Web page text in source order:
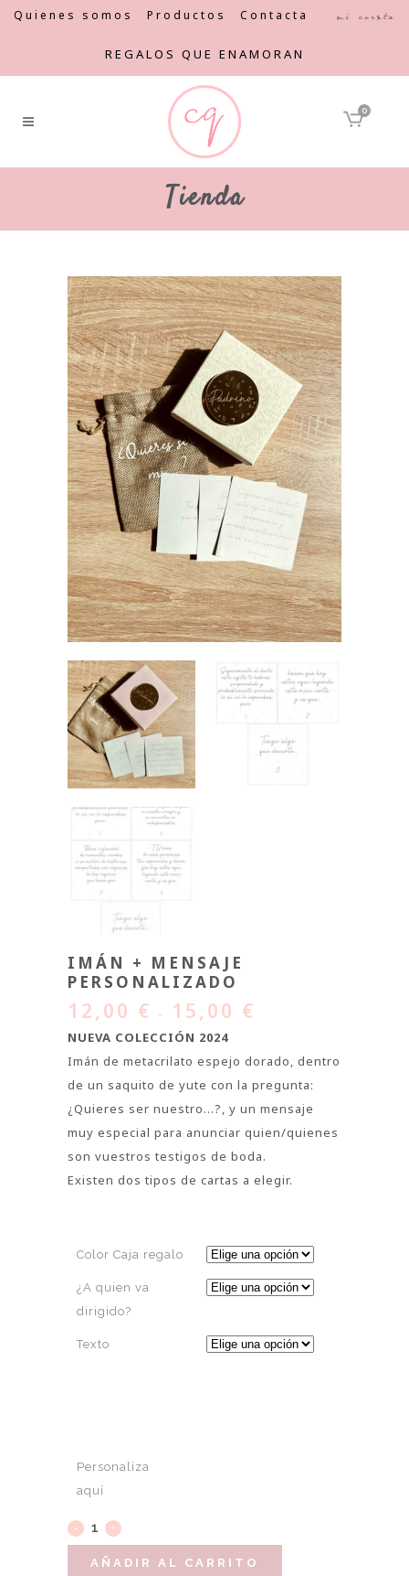
Quienes somos Productos Contacta Mi cuenta
REGALOS QUE ENAMORAN
0
Tienda
IMÁN + MENSAJE
PERSONALIZADO
12,00 € – 15,00 €
NUEVA COLECCIÓN 2024
Imán de metacrilato espejo dorado, dentro
de un saquito de yute con la pregunta:
¿Quieres ser nuestro…?, y un mensaje
muy especial para anunciar quien/quienes
son vuestros testigos de boda.
Existen dos tipos de cartas a elegir.
Color Caja regalo
¿A quien va
dirigido?
Texto
Personaliza
aquí
AÑADIR AL CARRITO